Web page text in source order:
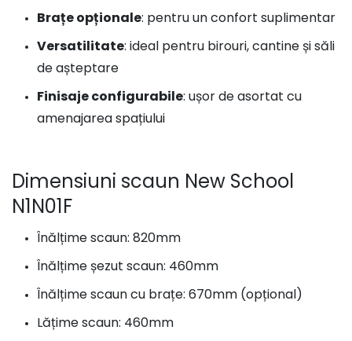
Brațe opționale: pentru un confort suplimentar
Versatilitate: ideal pentru birouri, cantine și săli
de așteptare
Finisaje configurabile: ușor de asortat cu
amenajarea spațiului
Dimensiuni scaun New School
N1N01F
Înălțime scaun: 820mm
Înălțime șezut scaun: 460mm
Înălțime scaun cu brațe: 670mm (opțional)
Lățime scaun: 460mm